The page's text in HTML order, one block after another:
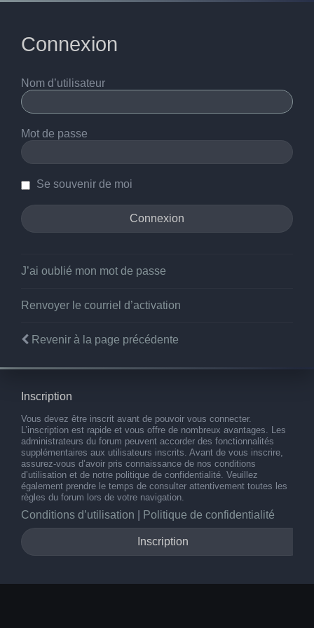
Connexion
Nom d’utilisateur
Mot de passe
Se souvenir de moi
J’ai oublié mon mot de passe
Renvoyer le courriel d’activation
Revenir à la page précédente
Inscription
Vous devez être inscrit avant de pouvoir vous connecter.
L’inscription est rapide et vous offre de nombreux avantages. Les
administrateurs du forum peuvent accorder des fonctionnalités
supplémentaires aux utilisateurs inscrits. Avant de vous inscrire,
assurez-vous d’avoir pris connaissance de nos conditions
d’utilisation et de notre politique de confidentialité. Veuillez
également prendre le temps de consulter attentivement toutes les
règles du forum lors de votre navigation.
Conditions d’utilisation Politique de confidentialité
Inscription